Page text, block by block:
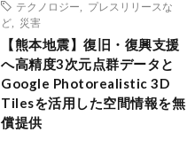
テクノロジー
プレスリリースな
ど
災害
【熊本地震】復旧・復興支援
へ高精度3次元点群データと
Google Photorealistic 3D
Tilesを活用した空間情報を無
償提供